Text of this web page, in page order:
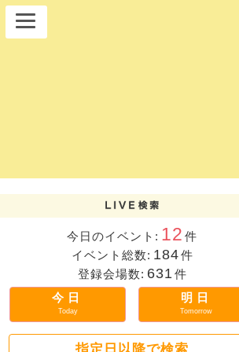
今日のイベント: 12 件
イベント総数: 184件
登録会場数: 631 件
今日
Today
明日
Tomorrow
指定日以降で検索